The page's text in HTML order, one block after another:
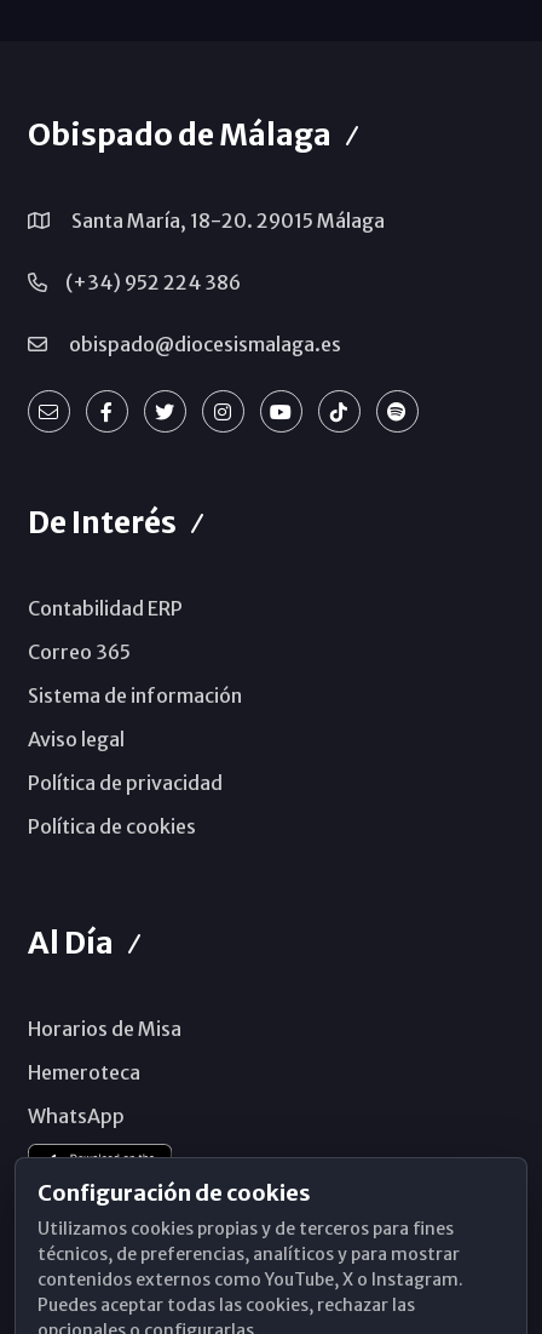
Obispado de Málaga
Santa María, 18-20. 29015 Málaga
(+34) 952 224 386
obispado@diocesismalaga.es
De Interés
Contabilidad ERP
Correo 365
Sistema de información
Aviso legal
Política de privacidad
Política de cookies
Al Día
Horarios de Misa
Hemeroteca
WhatsApp
Configuración de cookies
Utilizamos cookies propias y de terceros para fines
técnicos, de preferencias, analíticos y para mostrar
contenidos externos como YouTube, X o Instagram.
Puedes aceptar todas las cookies, rechazar las